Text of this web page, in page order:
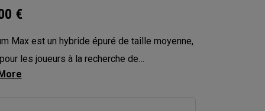
€
Max est un hybride épuré de taille moyenne,
les joueurs à la recherche de
équilibrées. Avec un centre de gravité